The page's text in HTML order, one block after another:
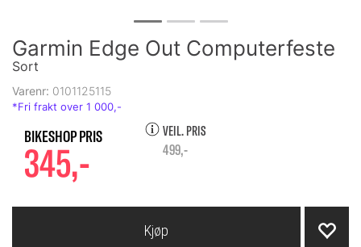
Garmin Edge Out Computerfeste
Sort
Varenr: 0101125115
345,-
VEIL. PRIS
499,-
Kjøp